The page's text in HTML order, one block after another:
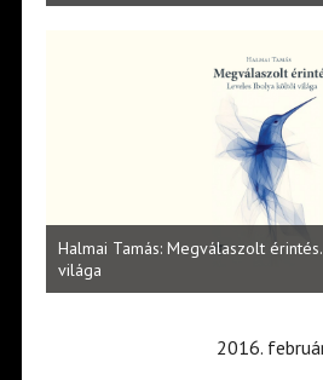
Halmai Tamás: Megválaszolt
világa
2016.